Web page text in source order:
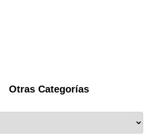
Otras Categorías